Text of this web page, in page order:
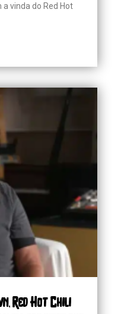
vinda do Red Hot
Red Hot Chili